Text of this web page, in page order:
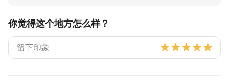
你觉得这个地方怎么样？